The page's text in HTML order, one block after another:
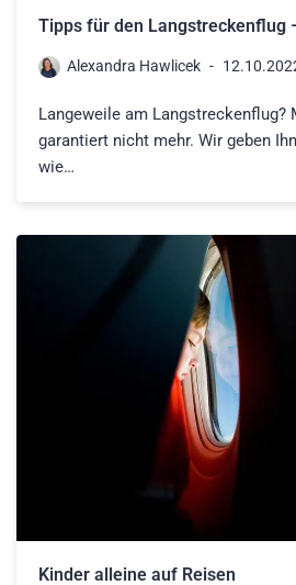
Tipps für den Langstreckenflug
Alexandra Hawlicek
Langeweile am Langstreckenflug?
garantiert nicht mehr. Wir geben
wie…
Kinder alleine auf Reisen